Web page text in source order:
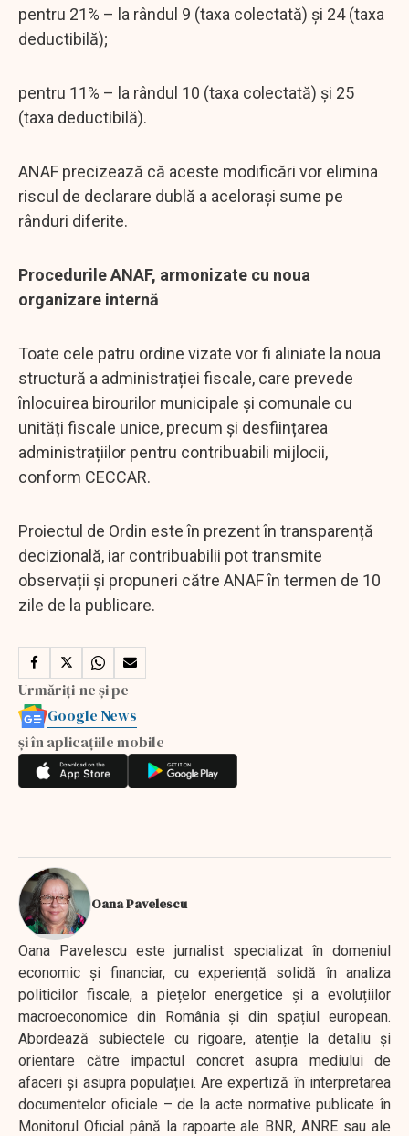
pentru 21% – la rândul 9 (taxa colectată) și 24 (taxa
deductibilă);
pentru 11% – la rândul 10 (taxa colectată) și 25
(taxa deductibilă).
ANAF precizează că aceste modificări vor elimina
riscul de declarare dublă a acelorași sume pe
rânduri diferite.
Procedurile ANAF, armonizate cu noua
organizare internă
Toate cele patru ordine vizate vor fi aliniate la noua
structură a administrației fiscale, care prevede
înlocuirea birourilor municipale și comunale cu
unități fiscale unice, precum și desființarea
administrațiilor pentru contribuabili mijlocii,
conform CECCAR.
Proiectul de Ordin este în prezent în transparență
decizională, iar contribuabilii pot transmite
observații și propuneri către ANAF în termen de 10
zile de la publicare.
Urmăriți-ne și pe
Google News
și în aplicațiile mobile
Oana Pavelescu
Oana Pavelescu este jurnalist specializat în domeniul
economic și financiar, cu experiență solidă în analiza
politicilor fiscale, a piețelor energetice și a evoluțiilor
macroeconomice din România și din spațiul european.
Abordează subiectele cu rigoare, atenție la detaliu și
orientare către impactul concret asupra mediului de
afaceri și asupra populației. Are expertiză în interpretarea
documentelor oficiale – de la acte normative publicate în
Monitorul Oficial până la rapoarte ale BNR, ANRE sau ale